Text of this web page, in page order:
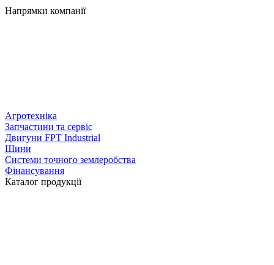
Напрямки компанії
Агротехніка
Запчастини та сервіс
Двигуни FPT Industrial
Шини
Системи точного землеробства
Фінансування
Каталог продукції